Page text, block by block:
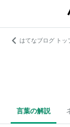
はてなブログ トッ
言葉の解説